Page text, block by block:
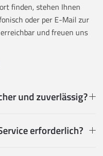
finden, stehen Ihnen
oder per E-Mail zur
und freuen uns
und zuverlässig?
erforderlich?